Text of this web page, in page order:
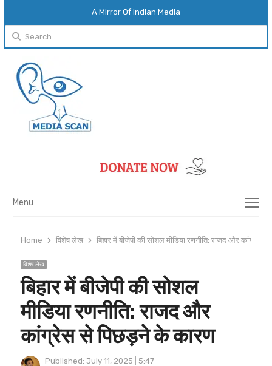
A Mirror Of Indian Media
Search
for:
Menu
Menu
Home विशेष लेख बिहार में बीजेपी की सोशल मीडिया रणनीति: राजद और कांग्रेस
विशेष लेख
बिहार में बीजेपी की सोशल
मीडिया रणनीति: राजद और
कांग्रेस से पिछड़ने के कारण
Published: July 11, 2025
5:47